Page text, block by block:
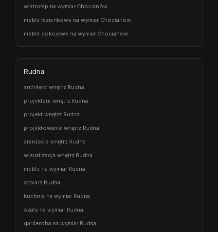
wiatrołap na wymiar Chocianów
meble łazienkowe na wymiar Chocianów
meble pokojowe na wymiar Chocianów
Rudna
architekt wnętrz Rudna
projektant wnętrz Rudna
projekt wnętrz Rudna
projektowanie wnętrz Rudna
aranżacja wnętrz Rudna
wizualizacja wnętrz Rudna
meble na wymiar Rudna
stolarz Rudna
kuchnia na wymiar Rudna
szafa na wymiar Rudna
garderoba na wymiar Rudna